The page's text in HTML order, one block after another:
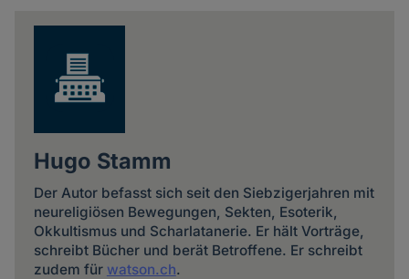
Hugo Stamm
Der Autor befasst sich seit den Siebzigerjahren mit
neureligiösen Bewegungen, Sekten, Esoterik,
Okkultismus und Scharlatanerie. Er hält Vorträge,
schreibt Bücher und berät Betroffene. Er schreibt
zudem für watson.ch.